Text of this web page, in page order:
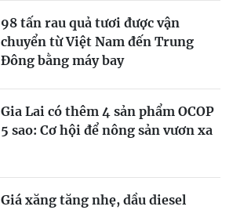
98 tấn rau quả tươi được vận
chuyển từ Việt Nam đến Trung
Đông bằng máy bay
Gia Lai có thêm 4 sản phẩm OCOP
5 sao: Cơ hội để nông sản vươn xa
Giá xăng tăng nhẹ, dầu diesel